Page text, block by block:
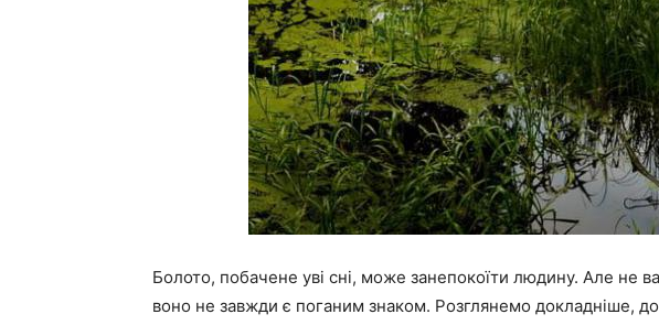
Болото, побачене уві сні, може занепокоїти людину. Але не
воно не завжди є поганим знаком. Розглянемо докладніше,